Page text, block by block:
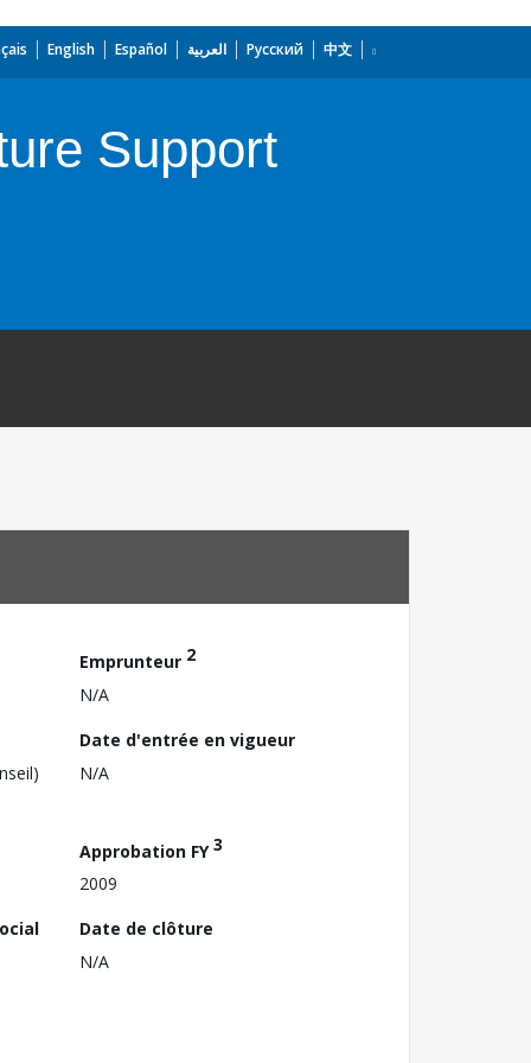
English Español العربية Русский 中文
Support
Emprunteur 2
N/A
Date d'entrée en vigueur
N/A
Approbation FY3
2009
Date de clôture
N/A